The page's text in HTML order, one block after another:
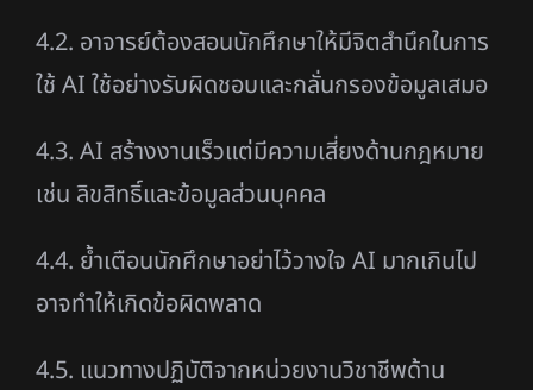
4.2. อาจารย์ต้องสอนนักศึกษาให้มีจิตสำนึกในการ
ใช้ AI ใช้อย่างรับผิดชอบและกลั่นกรองข้อมูลเสมอ
4.3. AI สร้างงานเร็วแต่มีความเสี่ยงด้านกฎหมาย
เช่น ลิขสิทธิ์และข้อมูลส่วนบุคคล
4.4. ย้ำเตือนนักศึกษาอย่าไว้วางใจ AI มากเกินไป
อาจทำให้เกิดข้อผิดพลาด
4.5. แนวทางปฏิบัติจากหน่วยงานวิชาชีพด้าน